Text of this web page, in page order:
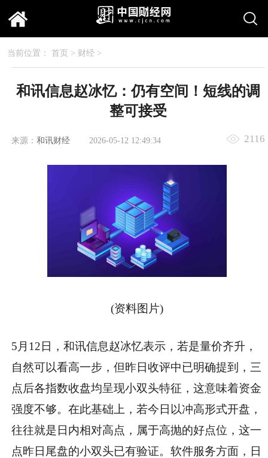
当前位置： 首页 > 财经>
和讯信息赵冰忆：仍有空间！短线的调
整可接受
来源： 和讯财经 2026-05-12 12:49:34 2116
(资料图片)
5月12日，和讯信息赵冰忆表示，若是量价齐升，
自然可以看高一步，但昨日收评中已明确提到，三
点后各指数收盘均呈现小双头特征，这意味着资金
强度不够。在此基础上，若今日以冲高形式开盘，
往往就是日内相对高点，属于高抛的好点位，这一
点昨日尾盘的小双头已有验证。软件服务方面，日